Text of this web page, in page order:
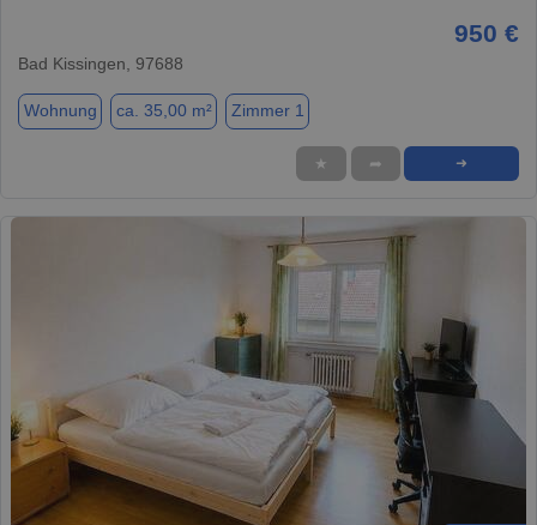
950 €
Bad Kissingen, 97688
Wohnung ca. 35,00 m² Zimmer 1
★ ➦ ➜